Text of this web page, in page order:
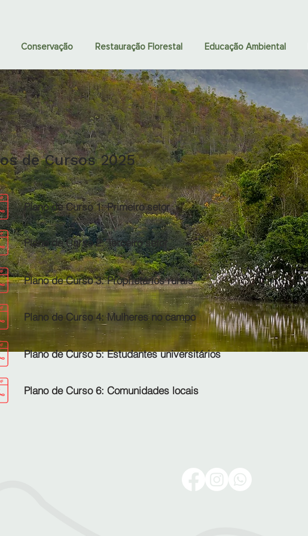
Conservação Restauração Florestal Educação Ambiental
de Cursos 2025
Plano de Curso 1: Primeiro setor
Plano de Curso 2: Terceiro setor
Plano de Curso 3: Proprietários rurais
Plano de Curso 4: Mulheres no campo
Plano de Curso 5: Estudantes universitários
Plano de Curso 6: Comunidades locais